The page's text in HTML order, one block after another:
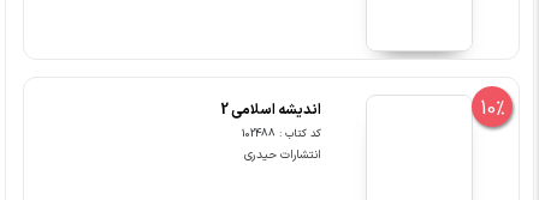
10% اندیشه اسلامی 2
کد کتاب : 102488
انتشارات حیدری